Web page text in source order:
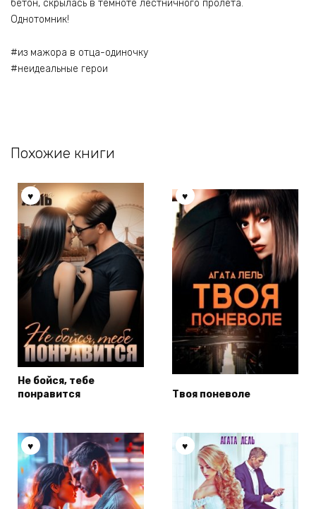
бетон, скрылась в темноте лестничного пролета.
Однотомник!
#из мажора в отца-одиночку
#неидеальные герои
Похожие книги
Не бойся, тебе
понравится
Твоя поневоле